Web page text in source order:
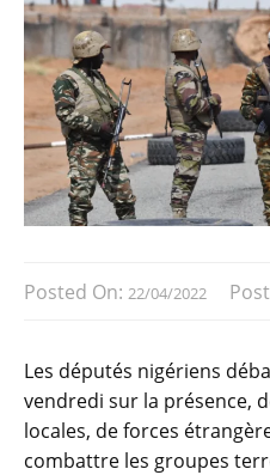
Posted On: 22/04/2022
Les députés nigériens
vendredi sur la présence,
locales, de forces
combattre les groupes